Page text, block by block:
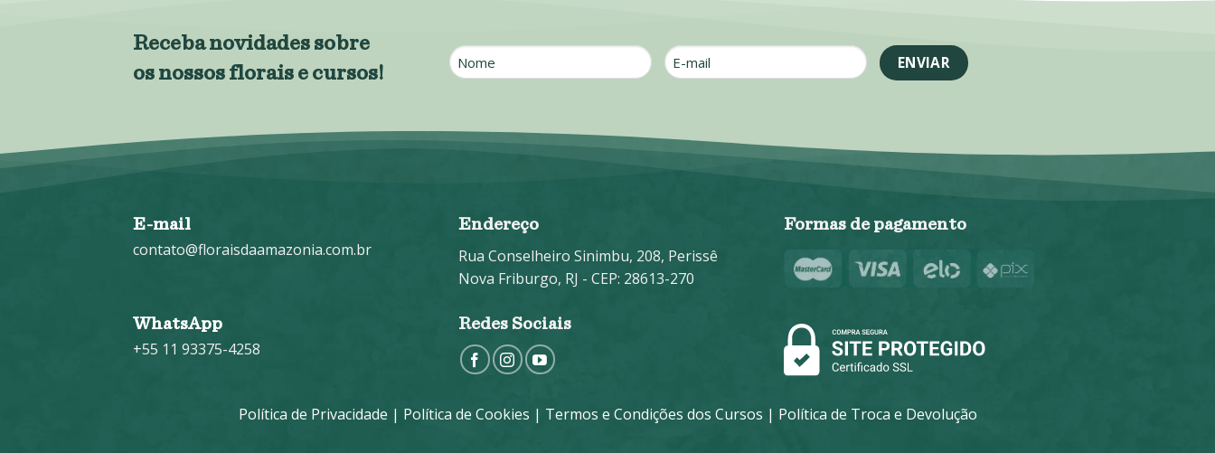
Receba novidades sobre
os nossos florais e cursos!
Nome
E-
mail
E-mail
contato@floraisdaamazonia.com.br
WhatsApp
+55 11 93375-4258
Endereço
Rua Conselheiro Sinimbu, 208, Perissê
Nova Friburgo, RJ - CEP: 28613-270
Redes Sociais
Formas de pagamento
Política de Privacidade | Política de Cookies | Termos e Condições dos Cursos | Política de Troca e Devolução